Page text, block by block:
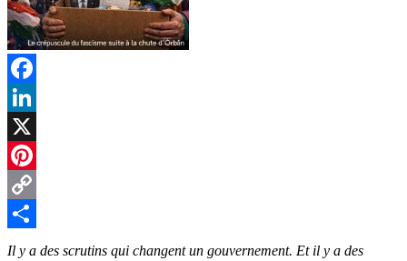
Facebook
LinkedIn
X
Pinterest
Copy
Link
Partager
Il y a des scrutins qui changent un gouvernement. Et il y a des